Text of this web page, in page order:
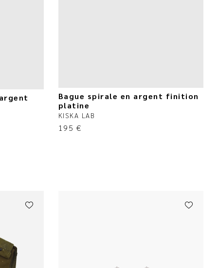
Bague spirale en argent finition
platine
KISKA LAB
195 €